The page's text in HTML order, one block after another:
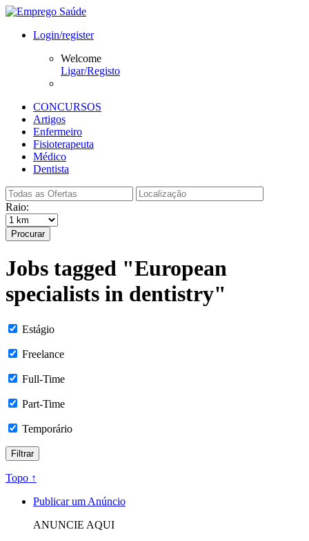
Login/register
Welcome
Ligar/Registo
CONCURSOS
Artigos
Enfermeiro
Fisioterapeuta
Médico
Dentista
Raio:
Procurar
Jobs tagged "European
specialists in dentistry"
Estágio
Freelance
Full-Time
Part-Time
Temporário
Topo ↑
Publicar um Anúncio
ANUNCIE AQUI